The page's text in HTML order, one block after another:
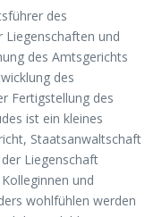
des
Liegenschaften und
des Amtsgerichts
des
Fertigstellung des
ist ein kleines
Staatsanwaltschaft
Liegenschaft
und
wohlfühlen werden